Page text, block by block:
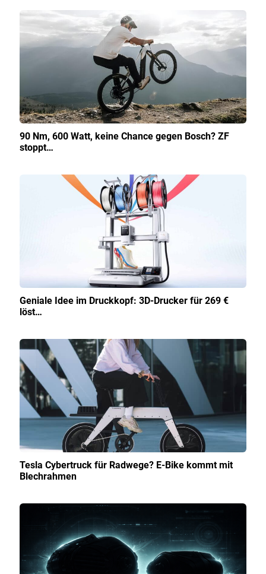
90 Nm, 600 Watt, keine Chance gegen Bosch? ZF
stoppt…
Geniale Idee im Druckkopf: 3D-Drucker für 269 €
löst…
Tesla Cybertruck für Radwege? E-Bike kommt mit
Blechrahmen